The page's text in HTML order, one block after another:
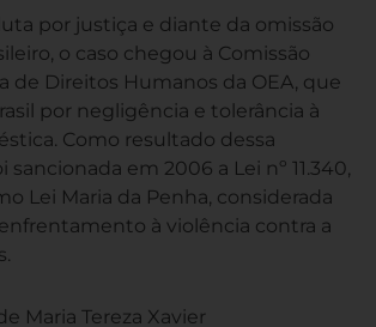
por justiça e diante da omissão
o caso chegou à Comissão
de Direitos Humanos da OEA, que
por negligência e tolerância à
Como resultado dessa
sancionada em 2006 a Lei nº 11.340,
Lei Maria da Penha, considerada
à violência contra a
Maria Tereza Xavier